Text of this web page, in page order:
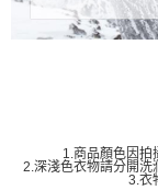
1.商品顏色因拍
2.深淺色衣物請分開洗
3.衣